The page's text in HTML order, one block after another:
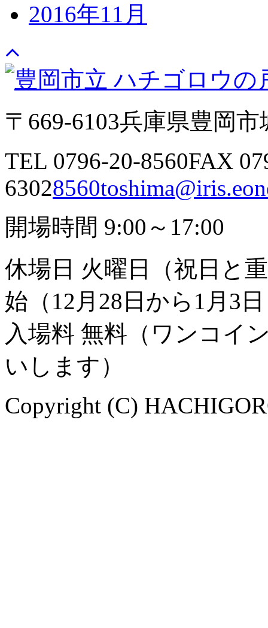
2016年11月
〒669-6103兵庫県豊岡市
TEL 0796-20-8560FAX
6302
開場時間 9:00～17:00
休場日 火曜日（祝日と
始（12月28日から1月3
入場料 無料（ワンコイ
いします）
Copyright (C)